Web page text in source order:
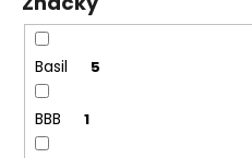
t
ů
Basil 5
BBB 1
u
č
m